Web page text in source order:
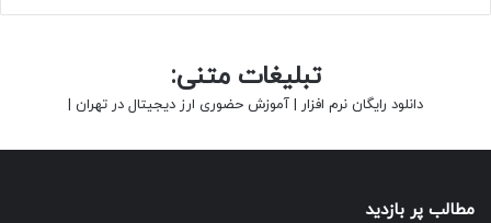
تبلیغات متنی:
دانلود رایگان نرم افزار | آموزش حضوری ارز دیجیتال در تهران |
مطالب پر بازدید